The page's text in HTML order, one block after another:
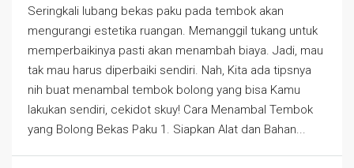
Seringkali lubang bekas paku pada tembok akan
mengurangi estetika ruangan. Memanggil tukang untuk
memperbaikinya pasti akan menambah biaya. Jadi, mau
tak mau harus diperbaiki sendiri. Nah, Kita ada tipsnya
nih buat menambal tembok bolong yang bisa Kamu
lakukan sendiri, cekidot skuy! Cara Menambal Tembok
yang Bolong Bekas Paku 1. Siapkan Alat dan Bahan...